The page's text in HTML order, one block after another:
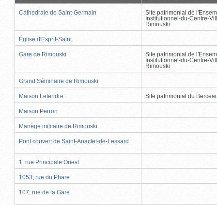
Cathédrale de Saint-Germain
Site patrimonial de
Institutionnel-du-Centre-
Rimouski
Église d'Esprit-Saint
Gare de Rimouski
Site patrimonial de
Institutionnel-du-Centre-
Rimouski
Grand Séminaire de Rimouski
Maison Letendre Site patrimonial du
Maison Perron
Manège militaire de Rimouski
Pont couvert de Saint-Anaclet-de-Lessard
1, rue Principale Ouest
1053, rue du Phare
107, rue de la Gare